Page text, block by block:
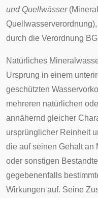
und Quellwässer
durch die Verordnung
Natürliches
Ursprung in einem
geschützten
mehreren natürlichen
annähernd gleicher
ursprünglicher Reinheit
die auf seinen Gehalt an
oder sonstigen
gegebenenfalls
Wirkungen auf. Seine